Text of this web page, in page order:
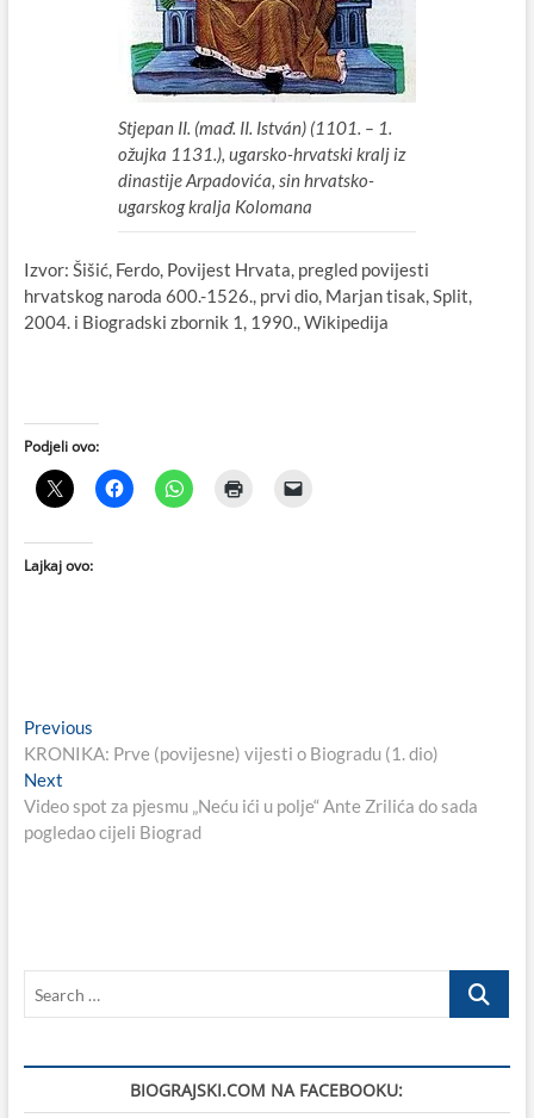
Stjepan II. (mađ. II. István) (1101. – 1.
ožujka 1131.), ugarsko-hrvatski kralj iz
dinastije Arpadovića, sin hrvatsko-
ugarskog kralja Kolomana
Izvor: Šišić, Ferdo, Povijest Hrvata, pregled povijesti
hrvatskog naroda 600.-1526., prvi dio, Marjan tisak, Split,
2004. i Biogradski zbornik 1, 1990., Wikipedija
Podjeli ovo:
Lajkaj ovo:
Navigacija
objava
PreviousPrevious
post:
KRONIKA: Prve (povijesne) vijesti o Biogradu (1. dio)
NextNext
post:
Video spot za pjesmu „Neću ići u polje“ Ante Zrilića do sada
pogledao cijeli Biograd
Search
BIOGRAJSKI.COM NA FACEBOOKU: